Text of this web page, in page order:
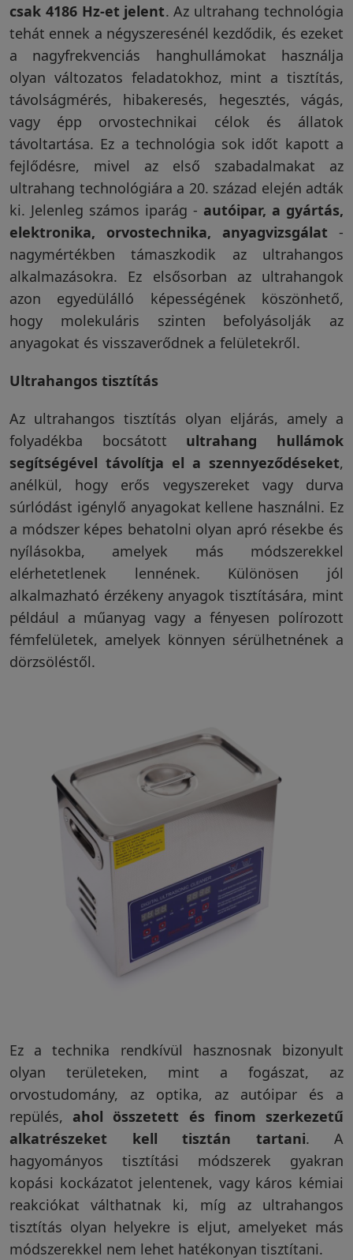
csak 4186 Hz-et jelent. Az ultrahang technológia
tehát ennek a négyszeresénél kezdődik, és ezeket
a nagyfrekvenciás hanghullámokat használja
olyan változatos feladatokhoz, mint a tisztítás,
távolságmérés, hibakeresés, hegesztés, vágás,
vagy épp orvostechnikai célok és állatok
távoltartása. Ez a technológia sok időt kapott a
fejlődésre, mivel az első szabadalmakat az
ultrahang technológiára a 20. század elején adták
ki. Jelenleg számos iparág - autóipar, a gyártás,
elektronika, orvostechnika, anyagvizsgálat -
nagymértékben támaszkodik az ultrahangos
alkalmazásokra. Ez elsősorban az ultrahangok
azon egyedülálló képességének köszönhető,
hogy molekuláris szinten befolyásolják az
anyagokat és visszaverődnek a felületekről.
Ultrahangos tisztítás
Az ultrahangos tisztítás olyan eljárás, amely a
folyadékba bocsátott ultrahang hullámok
segítségével távolítja el a szennyeződéseket,
anélkül, hogy erős vegyszereket vagy durva
súrlódást igénylő anyagokat kellene használni. Ez
a módszer képes behatolni olyan apró résekbe és
nyílásokba, amelyek más módszerekkel
elérhetetlenek lennének. Különösen jól
alkalmazható érzékeny anyagok tisztítására, mint
például a műanyag vagy a fényesen polírozott
fémfelületek, amelyek könnyen sérülhetnének a
dörzsöléstől.
Ez a technika rendkívül hasznosnak bizonyult
olyan területeken, mint a fogászat, az
orvostudomány, az optika, az autóipar és a
repülés, ahol összetett és finom szerkezetű
alkatrészeket kell tisztán tartani. A
hagyományos tisztítási módszerek gyakran
kopási kockázatot jelentenek, vagy káros kémiai
reakciókat válthatnak ki, míg az ultrahangos
tisztítás olyan helyekre is eljut, amelyeket más
módszerekkel nem lehet hatékonyan tisztítani.